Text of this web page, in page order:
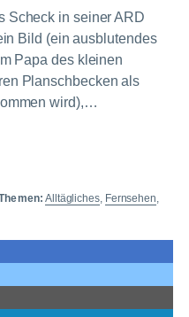
Scheck in seiner ARD
Bild (ein ausblutendes
Papa des kleinen
Planschbecken als
wird),…
Alltägliches, Fernsehen,